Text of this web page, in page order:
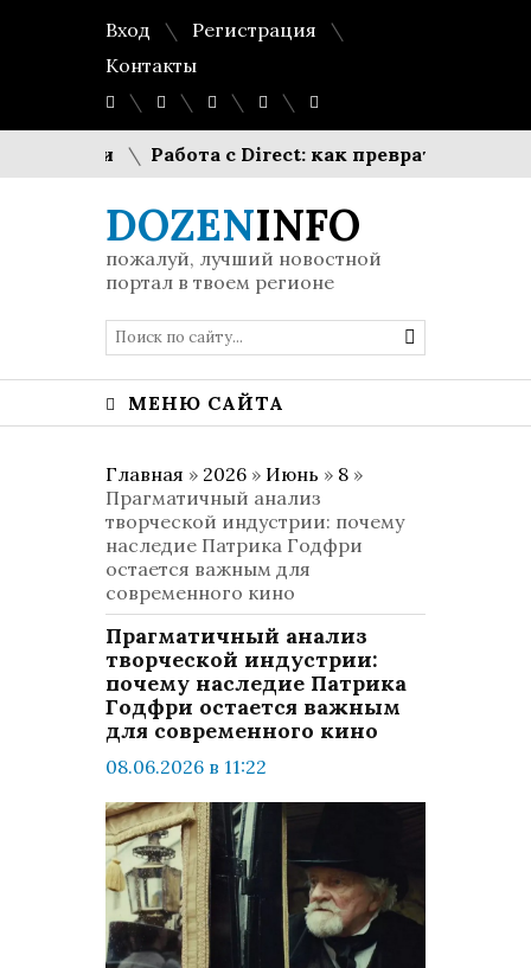
Вход
Регистрация
Контакты
Работа с Direct: как превратить
DOZENINFO
пожалуй, лучший новостной
портал в твоем регионе
МЕНЮ САЙТА
Главная » 2026 » Июнь » 8 »
Прагматичный анализ
творческой индустрии: почему
наследие Патрика Годфри
остается важным для
современного кино
Прагматичный анализ
творческой индустрии:
почему наследие Патрика
Годфри остается важным
для современного кино
08.06.2026 в 11:22
комментариев: 0
Общество